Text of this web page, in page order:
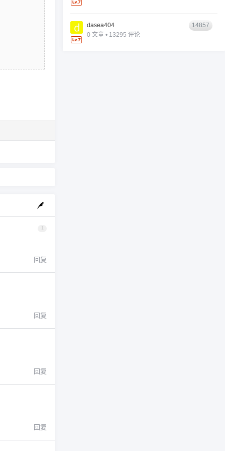
1
回复
回复
回复
回复
dasea404
0 文章 • 13295 评论
14857